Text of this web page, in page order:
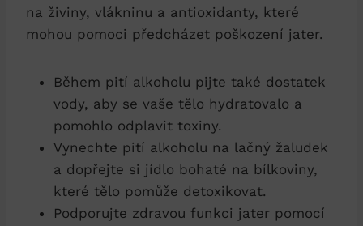
na živiny, vlákninu a antioxidanty, které
mohou pomoci předcházet poškození jater.
Během pití alkoholu pijte také dostatek
vody, aby se vaše tělo hydratovalo a
pomohlo odplavit toxiny.
Vynechte pití alkoholu na lačný žaludek
a dopřejte si jídlo bohaté na bílkoviny,
které tělo pomůže detoxikovat.
Podporujte zdravou funkci jater pomocí